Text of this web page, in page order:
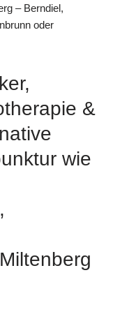
– Berndiel,
oder
&
wie